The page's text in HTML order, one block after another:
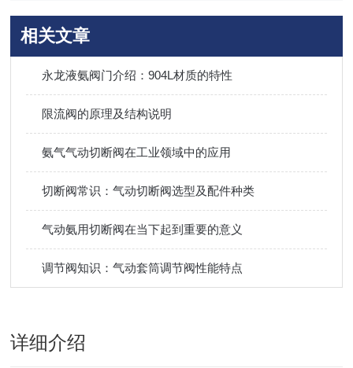
相关文章
永龙液氨阀门介绍：904L材质的特性
限流阀的原理及结构说明
氨气气动切断阀在工业领域中的应用
切断阀常识：气动切断阀选型及配件种类
气动氨用切断阀在当下起到重要的意义
调节阀知识：气动套筒调节阀性能特点
详细介绍